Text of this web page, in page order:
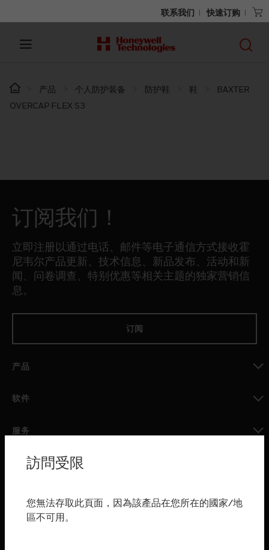
联系我们 快速订购
产品 个人防护装备 防护鞋 鞋
BAXTER
OVERCAP FLEX S3
订阅我们！
立即注册以通过电话、邮件等电子通信方式接收霍
尼韦尔产品更新、技术信息、新品发布、活动和新
闻、问卷调查、特别优惠等相关主题的独家营销信
息。
订阅
产品
软件
服务
toggle view
行业
toggle view
訪問受限
您無法存取此頁面，因為該產品在您所在的國家/地
區不可用。